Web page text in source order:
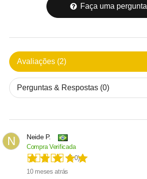
Faça uma pergunta
Avaliações (2)
Perguntas & Respostas (0)
N Neide P.
Compra Verificada
(5.0)
10 meses atrás